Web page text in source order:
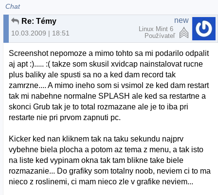
Chat
Re: Témy
10.03.2009 | 18:51
new
Linux Mint 6
Používateľ
Screenshot nepomoze a mimo tohto sa mi podarilo odpalit
aj apt :)..... :( takze som skusil xvidcap nainstalovat rucne
plus baliky ale spusti sa no a ked dam record tak
zamrzne.... A mimo ineho som si vsimol ze ked dam restart
tak mi nabehne normalne SPLASH ale ked sa restartne a
skonci Grub tak je to total rozmazane ale je to iba pri
restarte nie pri prvom zapnuti pc.
Kicker ked nan kliknem tak na taku sekundu najprv
vybehne biela plocha a potom az tema z menu, a tak isto
na liste ked vypinam okna tak tam blikne take biele
rozmazanie... Do grafiky som totalny noob, neviem ci to ma
nieco z roslinemi, ci mam nieco zle v grafike neviem...